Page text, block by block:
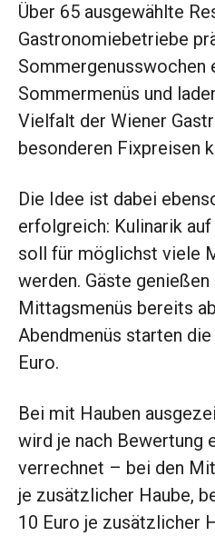
Über 65 ausgewählte
Gastronomiebetriebe
Sommergenusswochen
Sommermenüs und
Vielfalt der Wiener
besonderen Fixpreisen
Die Idee ist dabei
erfolgreich: Kulinarik
soll für möglichst viele
werden. Gäste
Mittagsmenüs bereits
Abendmenüs starten
Euro.
Bei mit Hauben
wird je nach Bewertung
verrechnet – bei den
je zusätzlicher Haube,
10 Euro je zusätzlicher